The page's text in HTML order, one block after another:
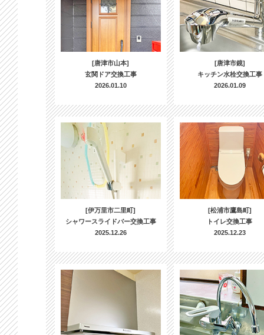
[唐津市山本]
玄関ドア交換工事
2026.01.10
[唐津市鏡]
キッチン水栓交換工事
2026.01.09
[伊万里市二里町]
シャワースライドバー交換工事
2025.12.26
[松浦市鷹島町]
トイレ交換工事
2025.12.23